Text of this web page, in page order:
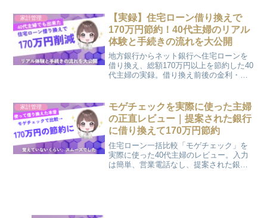
実体験も紹介します。
家計管理
【実録】住宅ローン借り換えで
170万円節約！40代主婦のリアル
体験と手続きの流れを大公開
地方銀行からネット銀行へ住宅ローンを
借り換え、総額170万円以上を節約した40
代主婦の実録。借り換え前後の金利・返
説します。
家計管理
モゲチェックを実際に使った主婦
の正直レビュー｜提案された銀行
に借り換えて170万円節約
住宅ローン一括比較「モゲチェック」を
実際に使った40代主婦のレビュー。入力
は簡単、営業電話なし、提案された銀行